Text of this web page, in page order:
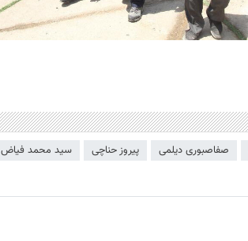
صفاصبوری دیلمی پیروز حناچی سید محمد فیاض